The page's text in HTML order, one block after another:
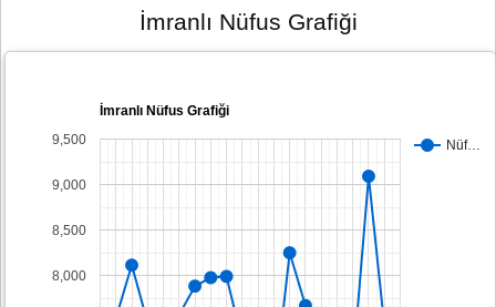
İmranlı Nüfus Grafiği
İmranlı Nüfus Grafiği
Nüf…
8,000
8,500
9,000
9,500